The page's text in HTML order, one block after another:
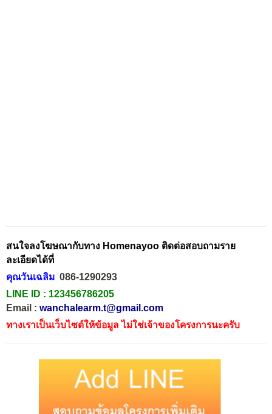
สนใจลงโฆษณากับทาง Homenayoo ติดต่อสอบถามราย
ละเอียดได้ที่
คุณวันเฉลิม 086-1290293
LINE ID : 123456786205
Email : wanchalearm.t@gmail.com
ทางเราเป็นเว็บไซต์ให้ข้อมูล ไม่ใช่เจ้าของโครงการนะครับ